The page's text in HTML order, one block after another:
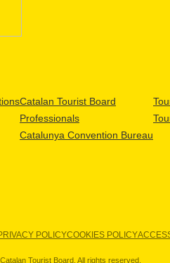
Catalan Tourist Board
Professionals
Catalunya Convention Bureau
POLICYCOOKIES POLICY
Tourist Board. All rights reserved.